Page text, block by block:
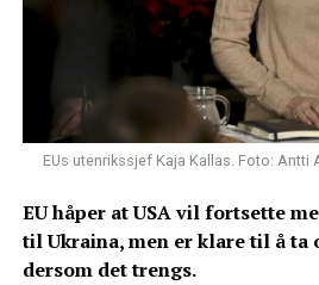
EUs utenrikssjef Kaja Kallas. Foto: Antti
EU håper at USA vil fortsette
til Ukraina, men er klare til å ta
dersom det trengs.